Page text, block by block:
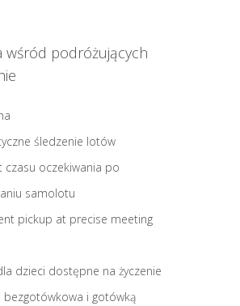
wśród podróżujących
śledzenie lotów
czasu oczekiwania po
samolotu
pickup at precise meeting
dzieci dostępne na życzenie
bezgotówkowa i gotówką